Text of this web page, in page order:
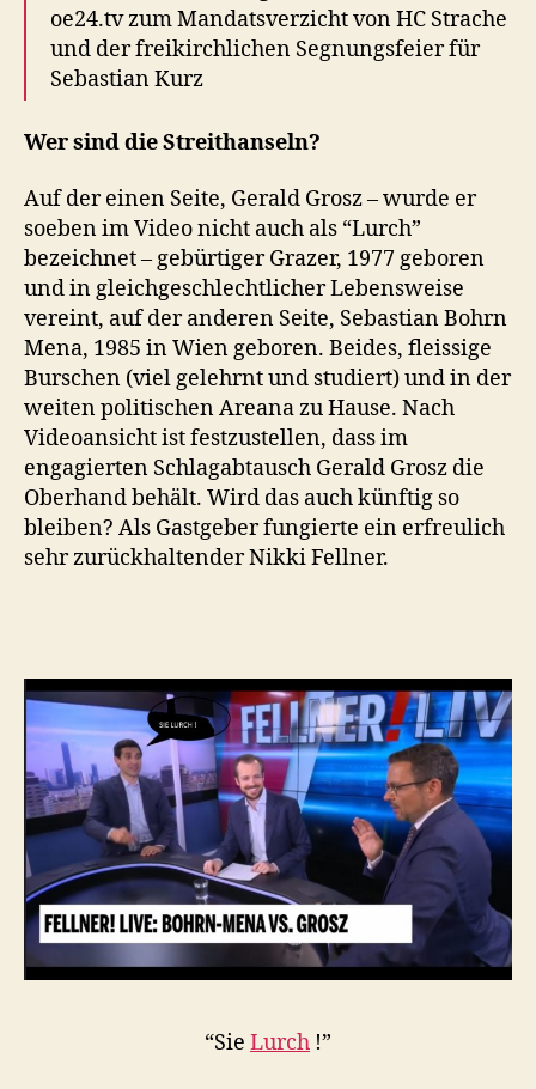
oe24.tv zum Mandatsverzicht von HC Strache
und der freikirchlichen Segnungsfeier für
Sebastian Kurz
Wer sind die Streithanseln?
Auf der einen Seite, Gerald Grosz – wurde er
soeben im Video nicht auch als “Lurch”
bezeichnet – gebürtiger Grazer, 1977 geboren
und in gleichgeschlechtlicher Lebensweise
vereint, auf der anderen Seite, Sebastian Bohrn
Mena, 1985 in Wien geboren. Beides, fleissige
Burschen (viel gelehrnt und studiert) und in der
weiten politischen Areana zu Hause. Nach
Videoansicht ist festzustellen, dass im
engagierten Schlagabtausch Gerald Grosz die
Oberhand behält. Wird das auch künftig so
bleiben? Als Gastgeber fungierte ein erfreulich
sehr zurückhaltender Nikki Fellner.
“Sie Lurch !”